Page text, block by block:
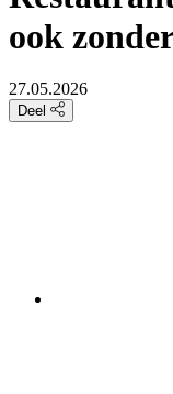
ook
27.05.2026
Deel